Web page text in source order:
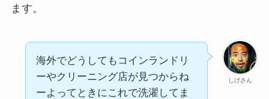
ます。
しげさん
海外でどうしてもコインランドリ
ーやクリーニング店が見つからね
ーよってときにこれで洗濯してま